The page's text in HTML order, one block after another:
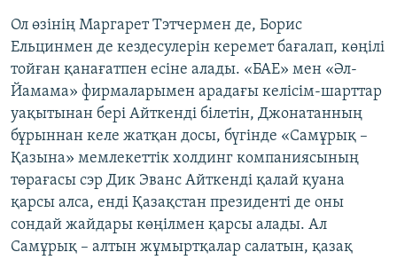
Ол өзінің Маргарет Тэтчермен де, Борис
Ельцинмен де кездесулерін керемет бағалап, көңілі
тойған қанағатпен есіне алады. «БАЕ» мен «Әл-
Йамама» фирмаларымен арадағы келісім-шарттар
уақытынан бері Айткенді білетін, Джонатанның
бұрыннан келе жатқан досы, бүгінде «Самұрық –
Қазына» мемлекеттік холдинг компаниясының
төрағасы сэр Дик Эванс Айткенді қалай қуана
қарсы алса, енді Қазақстан президенті де оны
сондай жайдары көңілмен қарсы алады. Ал
Самұрық – алтын жұмыртқалар салатын, қазақ